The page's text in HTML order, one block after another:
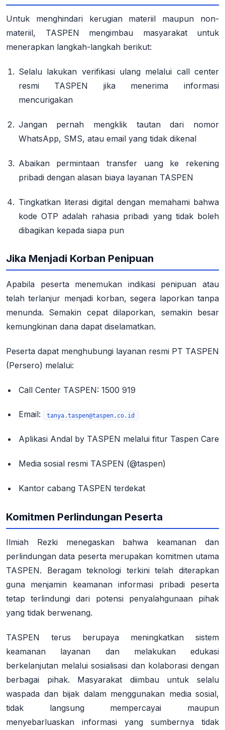
Untuk menghindari kerugian materiil maupun non-
materiil, TASPEN mengimbau masyarakat untuk
menerapkan langkah-langkah berikut:
Selalu lakukan verifikasi ulangmelalui call center
resmi TASPEN jika menerima informasi
mencurigakan
Jangan pernah mengklik tautandari nomor
WhatsApp, SMS, atau email yang tidak dikenal
Abaikan permintaan transfer uangke rekening
pribadi dengan alasan biaya layanan TASPEN
Tingkatkan literasi digital dengan memahami bahwa
kode OTP adalah rahasia pribadi yang tidak boleh
dibagikan kepada siapa pun
Jika Menjadi Korban Penipuan
Apabila peserta menemukan indikasi penipuan atau
telah terlanjur menjadi korban, segera laporkan tanpa
menunda. Semakin cepat dilaporkan, semakin besar
kemungkinan dana dapat diselamatkan.
Peserta dapat menghubungi layanan resmi PT TASPEN
(Persero) melalui:
Call Center TASPEN: 1500 919
Email: tanya.taspen@taspen.co.id
Aplikasi Andal by TASPEN melalui fitur Taspen Care
Media sosial resmi TASPEN (@taspen)
Kantor cabang TASPEN terdekat
Komitmen Perlindungan Peserta
Ilmiah Rezki menegaskan bahwa keamanan dan
perlindungan data peserta merupakan komitmen utama
TASPEN. Beragam teknologi terkini telah diterapkan
guna menjamin keamanan informasi pribadi peserta
tetap terlindungi dari potensi penyalahgunaan pihak
yang tidak berwenang.
TASPEN terus berupaya meningkatkan sistem
keamanan layanan dan melakukan edukasi
berkelanjutan melalui sosialisasi dan kolaborasi dengan
berbagai pihak. Masyarakat diimbau untuk selalu
waspada dan bijak dalam menggunakan media sosial,
tidak langsung mempercayai maupun
menyebarluaskan informasi yang sumbernya tidak